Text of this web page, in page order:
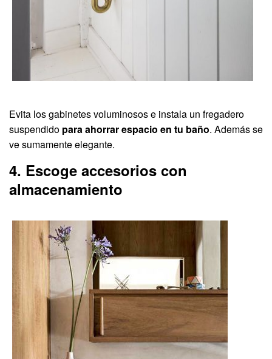
Evita los gabinetes voluminosos e instala un fregadero
suspendido para ahorrar espacio en tu baño. Además se
ve sumamente elegante.
4. Escoge accesorios con
almacenamiento